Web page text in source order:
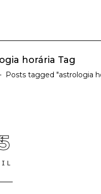
horária Tag
Posts tagged "astrologia